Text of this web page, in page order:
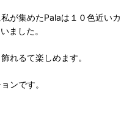
が集めたPalaは１０色近いカ
ました。
れるて楽しめます。
ンです。